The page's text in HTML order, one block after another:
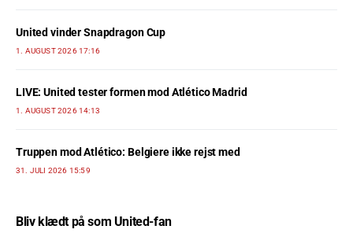
United vinder Snapdragon Cup
1. AUGUST 2026 17:16
LIVE: United tester formen mod Atlético Madrid
1. AUGUST 2026 14:13
Truppen mod Atlético: Belgiere ikke rejst med
31. JULI 2026 15:59
Bliv klædt på som United-fan